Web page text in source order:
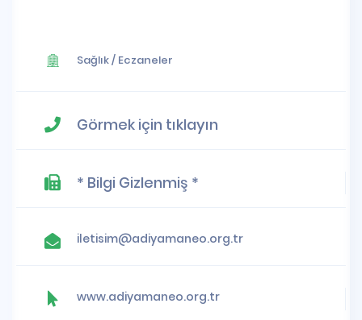
Sağlık/ Eczaneler
Görmek için tıklayın
* Bilgi Gizlenmiş *
iletisim@adiyamaneo.org.tr
www.adiyamaneo.org.tr